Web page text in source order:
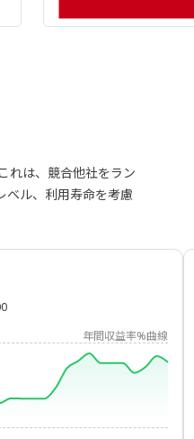
れは、競合他社をラン
ベル、利用寿命を考慮
年間収益率%曲線